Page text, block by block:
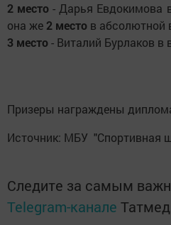
2 место - Дарья Евдокимова
она же 2 место в абсолютной
3 место- Виталий Бурлаков в
Призеры награждены
Источник: МБУ
Следите за самым
Telegram-канале